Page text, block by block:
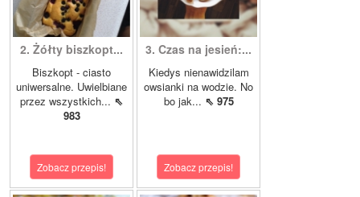
2. Żółty biszkopt...
Biszkopt - ciasto
uniwersalne. Uwielbiane
przez wszystkich... ⇖
983
Zobacz przepis!
3. Czas na jesień:...
Kiedys nienawidzilam
owsianki na wodzie. No
bo jak... ⇖ 975
Zobacz przepis!